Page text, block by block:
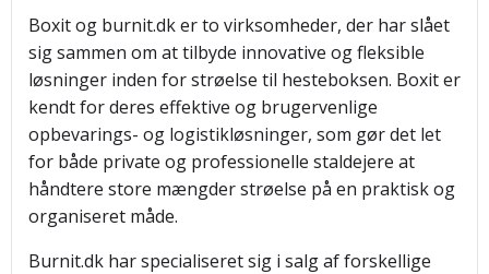
Boxit og burnit.dk er to virksomheder, der har slået
sig sammen om at tilbyde innovative og fleksible
løsninger inden for strøelse til hesteboksen. Boxit er
kendt for deres effektive og brugervenlige
opbevarings- og logistikløsninger, som gør det let
for både private og professionelle staldejere at
håndtere store mængder strøelse på en praktisk og
organiseret måde.
Burnit.dk har specialiseret sig i salg af forskellige